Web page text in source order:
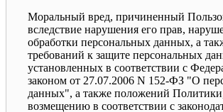
Моральный вред, причиненный
вследствие нарушения его прав,
обработки персональных данных, а
требований к защите персональных
установленных в соответствии с
законом от 27.07.2006 N 152-ФЗ "О
данных", а также положений
возмещению в соответствии с